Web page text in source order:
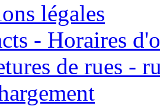
légales
- Horaires
de rues -